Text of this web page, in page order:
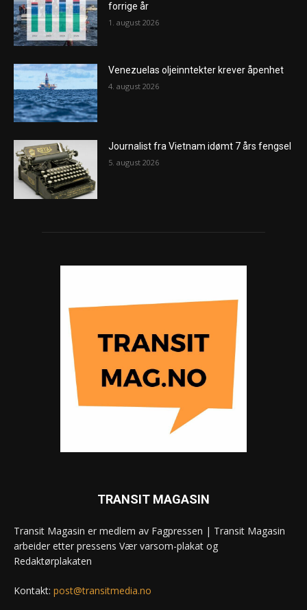
forrige år
1. august 2026
Venezuelas oljeinntekter krever åpenhet
4. august 2026
Journalist fra Vietnam idømt 7 års fengsel
5. august 2026
TRANSIT MAGASIN
Transit Magasin er medlem av Fagpressen | Transit Magasin
arbeider etter pressens Vær varsom-plakat og
Redaktørplakaten
Kontakt: post@transitmedia.no